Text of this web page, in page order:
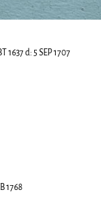
1637d: 5 SEP 1707
1768